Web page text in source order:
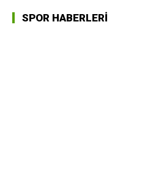
SPOR HABERLERİ